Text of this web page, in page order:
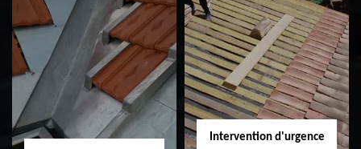
Etanchéité toiture
31
Réparation de
toiture 31
Intervention d'urgence